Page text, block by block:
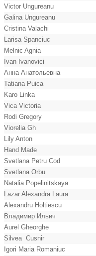
Victor Ungureanu
Galina Ungureanu
Cristina Valachi
Larisa Spanciuc
Melnic Agnia
Ivan Ivanovici
Анна Анатольевна
Tatiana Puica
Karo Linka
Vica Victoria
Rodi Gregory
Viorelia Gh
Lily Anton
Hand Made
Svetlana Petru Cod
Svetlana Orbu
Natalia Popelinitskaya
Lazar Alexandra Laura
Alexandru Holtiescu
Владимир Ильич
Aurel Gheorghe
Silvea Cusnir
Igori Maria Romaniuc